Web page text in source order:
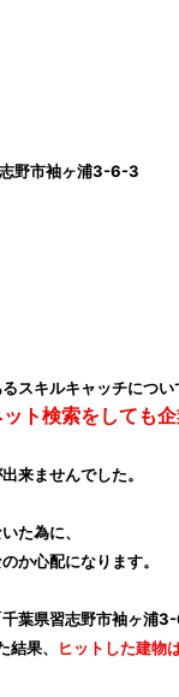
野市袖ヶ浦3-6-3
スキルキャッチについ
ト検索をしても
来ませんでした。
た為に、
か心配になります。
葉県習志野市袖ヶ浦
果、
ヒットした建物